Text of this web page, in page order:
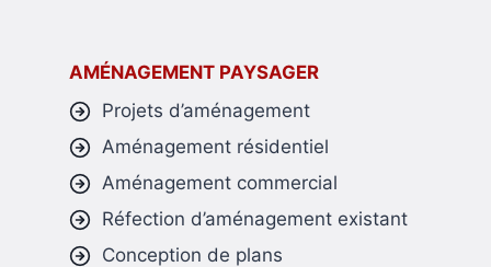
AMÉNAGEMENT PAYSAGER
Projets d’aménagement
Aménagement résidentiel
Aménagement commercial
Réfection d’aménagement existant
Conception de plans